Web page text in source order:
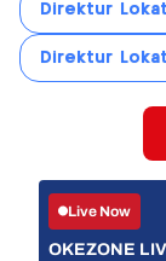
Direktur
Direktur
Live Now
OKEZONE